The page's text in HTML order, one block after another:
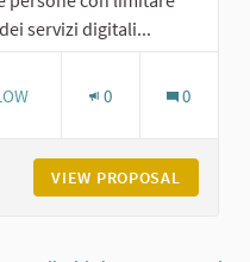
servizi digitali...
0 0
VIEW PROPOSAL